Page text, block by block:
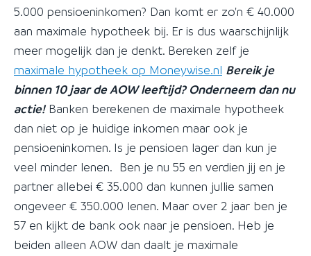
5.000 pensioeninkomen? Dan komt er zo'n € 40.000
aan maximale hypotheek bij. Er is dus waarschijnlijk
meer mogelijk dan je denkt. Bereken zelf je
maximale hypotheek op Moneywise.nl Bereik je
binnen 10 jaar de AOW leeftijd? Onderneem dan nu
actie!Banken berekenen de maximale hypotheek
dan niet op je huidige inkomen maar ook je
pensioeninkomen. Is je pensioen lager dan kun je
veel minder lenen. Ben je nu 55 en verdien jij en je
partner allebei € 35.000 dan kunnen jullie samen
ongeveer € 350.000 lenen. Maar over 2 jaar ben je
57 en kijkt de bank ook naar je pensioen. Heb je
beiden alleen AOW dan daalt je maximale